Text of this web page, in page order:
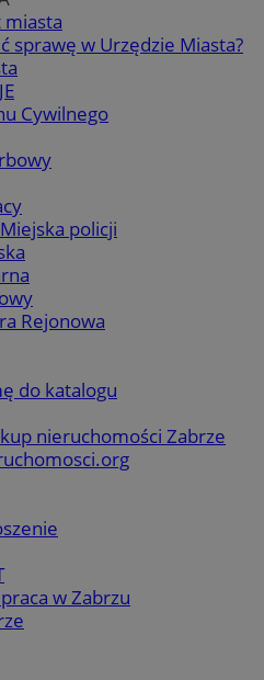
miasta
sprawę w Urzędzie Miasta?
Cywilnego
policji
Rejonowa
do katalogu
nieruchomości Zabrze
w Zabrzu